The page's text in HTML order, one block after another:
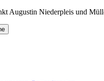
Augustin Niederpleis und